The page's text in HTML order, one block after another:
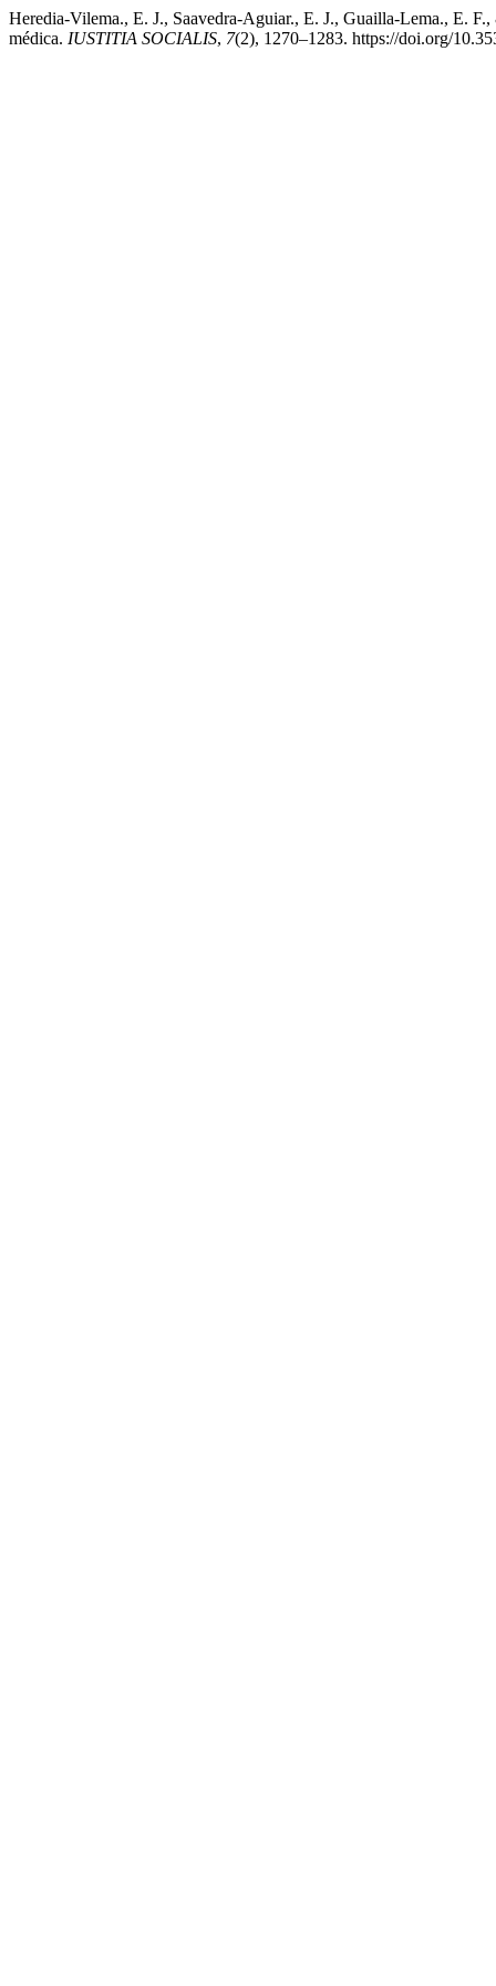
Heredia-Vilema., E. J., Saavedra-Aguiar., E. J., Guailla-Lema., E.
médica. IUSTITIA SOCIALIS, 7(2), 1270–1283. https://doi.org/